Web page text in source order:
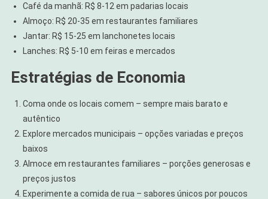
Café da manhã: R$ 8-12 em padarias locais
Almoço: R$ 20-35 em restaurantes familiares
Jantar: R$ 15-25 em lanchonetes locais
Lanches: R$ 5-10 em feiras e mercados
Estratégias de Economia
Coma onde os locais comem – sempre mais barato e
autêntico
Explore mercados municipais – opções variadas e preços
baixos
Almoce em restaurantes familiares – porções generosas e
preços justos
Experimente a comida de rua – sabores únicos por poucos